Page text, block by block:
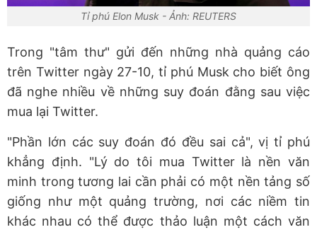
Tỉ phú Elon Musk - Ảnh: REUTERS
Trong "tâm thư" gửi đến những nhà quảng cáo
trên Twitter ngày 27-10, tỉ phú Musk cho biết ông
đã nghe nhiều về những suy đoán đằng sau việc
mua lại Twitter.
"Phần lớn các suy đoán đó đều sai cả", vị tỉ phú
khẳng định. "Lý do tôi mua Twitter là nền văn
minh trong tương lai cần phải có một nền tảng số
giống như một quảng trường, nơi các niềm tin
khác nhau có thể được thảo luận một cách văn